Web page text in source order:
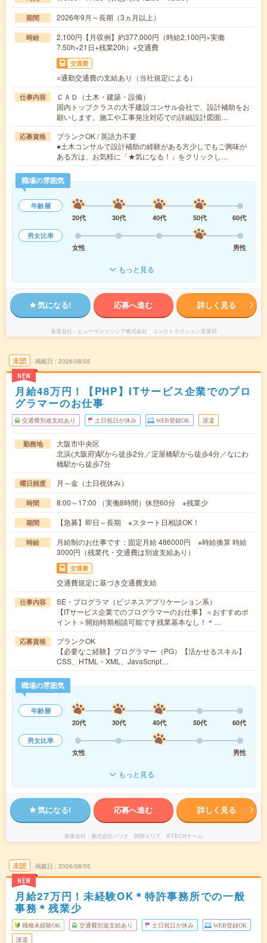
期間 2026年9月～長期（3ヵ月以上）
時給
2,100円【月収例】約377,000円（時給2,100円×実働
7.50h×21日+残業20h）+交通費
交通費
○通勤交通費の支給あり（当社規定による）
仕事内容
ＣＡＤ（土木・建築・設備）
国内トップクラスの大手建設コンサル会社で、設計補助をお
願いします。施工や工事発注対応での詳細設計図面…
応募資格
ブランクOK / 英語力不要
●土木コンサルで設計補助の経験がある方少しでもご興味が
ある方は、お気軽に「★気になる！」をクリックし…
職場の雰囲気
年齢層
20代
30代 40代 50代
60代
男女比率
女性
男性
もっと見る
気になる! 応募へ進む 詳しく見る
派遣会社 ヒューマンリソシア株式会社 コンストラクション営業部
未読
NEW
掲載日 2026/08/05
月給48万円！【PHP】ITサービス企業でのプロ
グラマーのお仕事
交通費別途支給あり 土日祝日が休み WEB登録OK 派遣
勤務地
大阪市中央区
北浜(大阪府)駅から徒歩2分／淀屋橋駅から徒歩4分／なにわ
橋駅から徒歩7分
曜日頻度 月～金（土日祝休み）
時間 8:00～17:00 （実働8時間）休憩60分 ※残業少
期間 【急募】即日～長期 ※スタート日相談OK！
時給
月給制のお仕事です：固定月給 486000円 ※時給換算 時給
3000円（残業代・交通費は別途支給あり）
交通費
交通費規定に基づき交通費支給
仕事内容
SE・プログラマ（ビジネスアプリケーション系）
【ITサービス企業でのプログラマーのお仕事】＜おすすめポ
イント＞開始時期相談可能です残業基本なし！＊…
応募資格
ブランクOK
【必要なご経験】プログラマー（PG）【活かせるスキル】
CSS、HTML・XML、JavaScript…
職場の雰囲気
年齢層
20代
30代 40代 50代
60代
男女比率
女性
男性
もっと見る
気になる! 応募へ進む 詳しく見る
派遣会社 株式会社パソナ 関西エリア X-TECHチーム
未読
NEW
掲載日 2026/08/05
月給27万円！未経験OK＊特許事務所での一般
事務＊残業少
職種未経験OK 交通費別途支給あり 土日祝日が休み WEB登録OK
派遣